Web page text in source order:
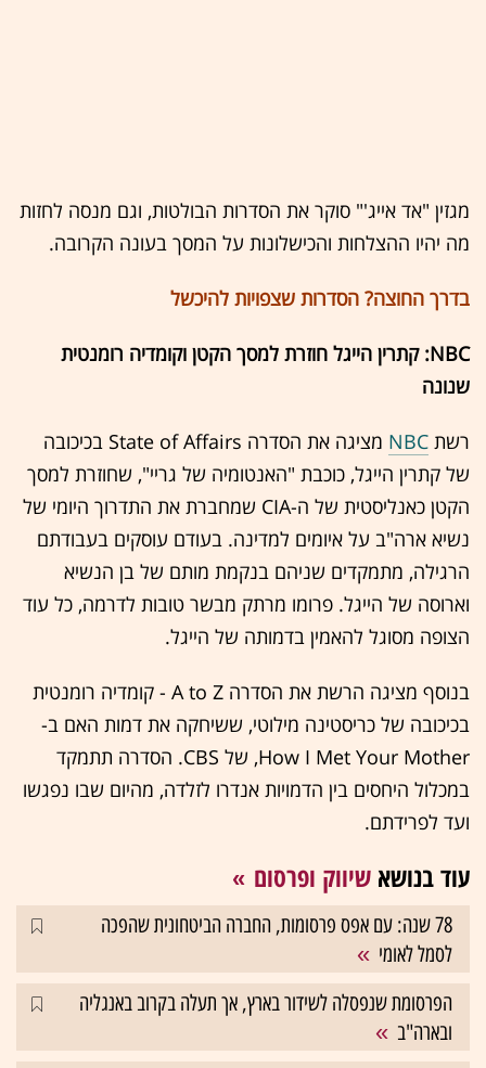
מגזין "אד אייג'" סוקר את הסדרות הבולטות, וגם מנסה לחזות
מה יהיו ההצלחות והכישלונות על המסך בעונה הקרובה.
בדרך החוצה? הסדרות שצפויות להיכשל
NBC: קתרין הייגל חוזרת למסך הקטן וקומדיה רומנטית
שנונה
רשת NBC
מציגה את הסדרה State of Affairs בכיכובה
של קתרין הייגל, כוכבת "האנטומיה של גריי", שחוזרת למסך
הקטן כאנליסטית של ה-CIA שמחברת את התדרוך היומי של
נשיא ארה"ב על איומים למדינה. בעודם עוסקים בעבודתם
הרגילה, מתמקדים שניהם בנקמת מותם של בן הנשיא
וארוסה של הייגל. פרומו מרתק מבשר טובות לדרמה, כל עוד
הצופה מסוגל להאמין בדמותה של הייגל.
בנוסף מציגה הרשת את הסדרה A to Z - קומדיה רומנטית
בכיכובה של כריסטינה מילוטי, ששיחקה את דמות האם ב-
How I Met Your Mother, של CBS. הסדרה תתמקד
במכלול היחסים בין הדמויות אנדרו לזלדה, מהיום שבו נפגשו
ועד לפרידתם.
עוד בנושא שיווק ופרסום
78 שנה: עם אפס פרסומות, החברה הביטחונית שהפכה
לסמל לאומי
הפרסומת שנפסלה לשידור בארץ, אך תעלה בקרוב באנגליה
ובארה"ב